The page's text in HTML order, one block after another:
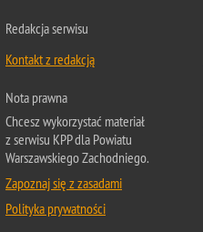
Redakcja serwisu
Kontakt z redakcją
Nota prawna
Chcesz wykorzystać materiał
z serwisu KPP dla Powiatu
Warszawskiego Zachodniego.
Zapoznaj się z zasadami
Polityka prywatności